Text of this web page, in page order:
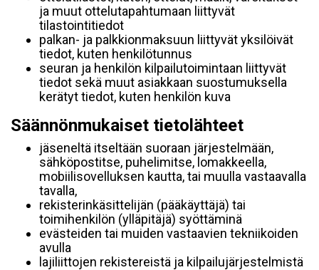
ja muut ottelutapahtumaan liittyvät
tilastointitiedot
palkan- ja palkkionmaksuun liittyvät yksilöivät
tiedot, kuten henkilötunnus
seuran ja henkilön kilpailutoimintaan liittyvät
tiedot sekä muut asiakkaan suostumuksella
kerätyt tiedot, kuten henkilön kuva
Säännönmukaiset tietolähteet
jäseneltä itseltään suoraan järjestelmään,
sähköpostitse, puhelimitse, lomakkeella,
mobiilisovelluksen kautta, tai muulla vastaavalla
tavalla,
rekisterinkäsittelijän (pääkäyttäjä) tai
toimihenkilön (ylläpitäjä) syöttäminä
evästeiden tai muiden vastaavien tekniikoiden
avulla
lajiliittojen rekistereistä ja kilpailujärjestelmistä